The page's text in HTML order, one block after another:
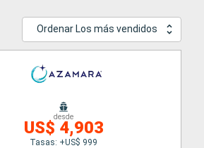
Ordenar Los más vendidos
desde
US$ 4,903
Tasas: +US$ 999